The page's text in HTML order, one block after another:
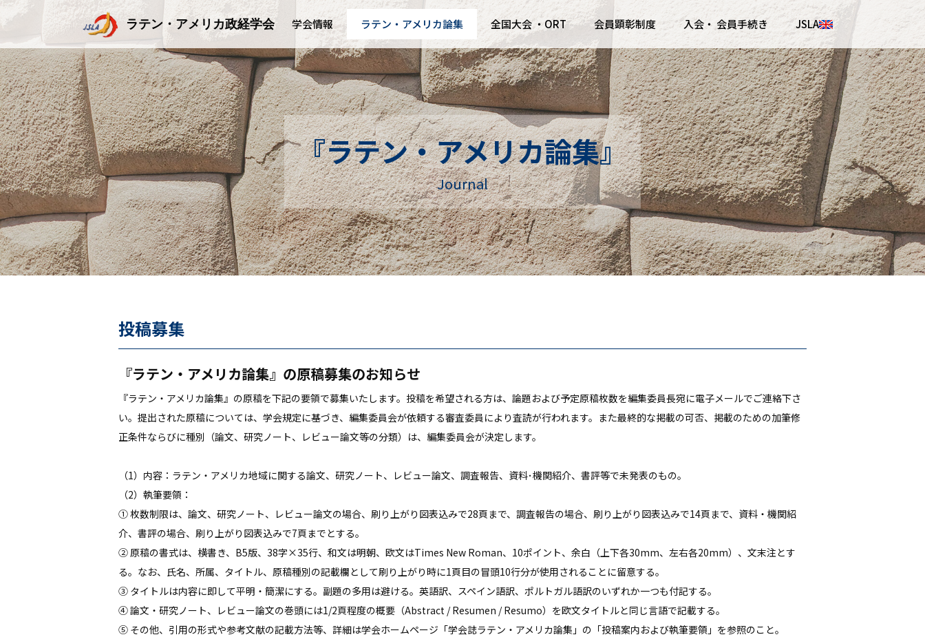
ラテン・アメリカ政経学会 学会情報 ラテン・アメリカ論集 全国大会 ・ORT 会員顕彰制度 入会・ 会員手続き JSLA
『ラテン・アメリカ論集』
Journal
投稿募集
『ラテン・アメリカ論集』の原稿募集のお知らせ
『ラテン・アメリカ論集』の原稿を下記の要領で募集いたします。投稿を希望される方は、論題および予定原稿枚数を編集委員長宛に電子メールでご連絡下さ
い。提出された原稿については、学会規定に基づき、編集委員会が依頼する審査委員により査読が行われます。また最終的な掲載の可否、掲載のための加筆修
正条件ならびに種別（論文、研究ノート、レビュー論文等の分類）は、編集委員会が決定します。
（1）内容：ラテン・アメリカ地域に関する論文、研究ノート、レビュー論文、調査報告、資料･機関紹介、書評等で未発表のもの。
（2）執筆要領：
① 枚数制限は、論文、研究ノート、レビュー論文の場合、刷り上がり図表込みで28頁まで、調査報告の場合、刷り上がり図表込みで14頁まで、資料・機関紹
介、書評の場合、刷り上がり図表込みで7頁までとする。
② 原稿の書式は、横書き、B5版、38字×35行、和文は明朝、欧文はTimes New Roman、10ポイント、余白（上下各30mm、左右各20mm）、文末注とす
る。なお、氏名、所属、タイトル、原稿種別の記載欄として刷り上がり時に1頁目の冒頭10行分が使用されることに留意する。
③ タイトルは内容に即して平明・簡潔にする。副題の多用は避ける。英語訳、スペイン語訳、ポルトガル語訳のいずれか一つも付記する。
④ 論文・研究ノート、レビュー論文の巻頭には1/2頁程度の概要（Abstract / Resumen / Resumo）を欧文タイトルと同じ言語で記載する。
⑤ その他、引用の形式や参考文献の記載方法等、詳細は学会ホームページ「学会誌ラテン・アメリカ論集」の「投稿案内および執筆要領」を参照のこと。